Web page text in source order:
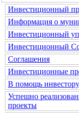
Инвестиционный
Информация о
Инвестиционный
Инвестиционный
Соглашения
Инвестиционные
В помощь инвестору
Успешно
проекты